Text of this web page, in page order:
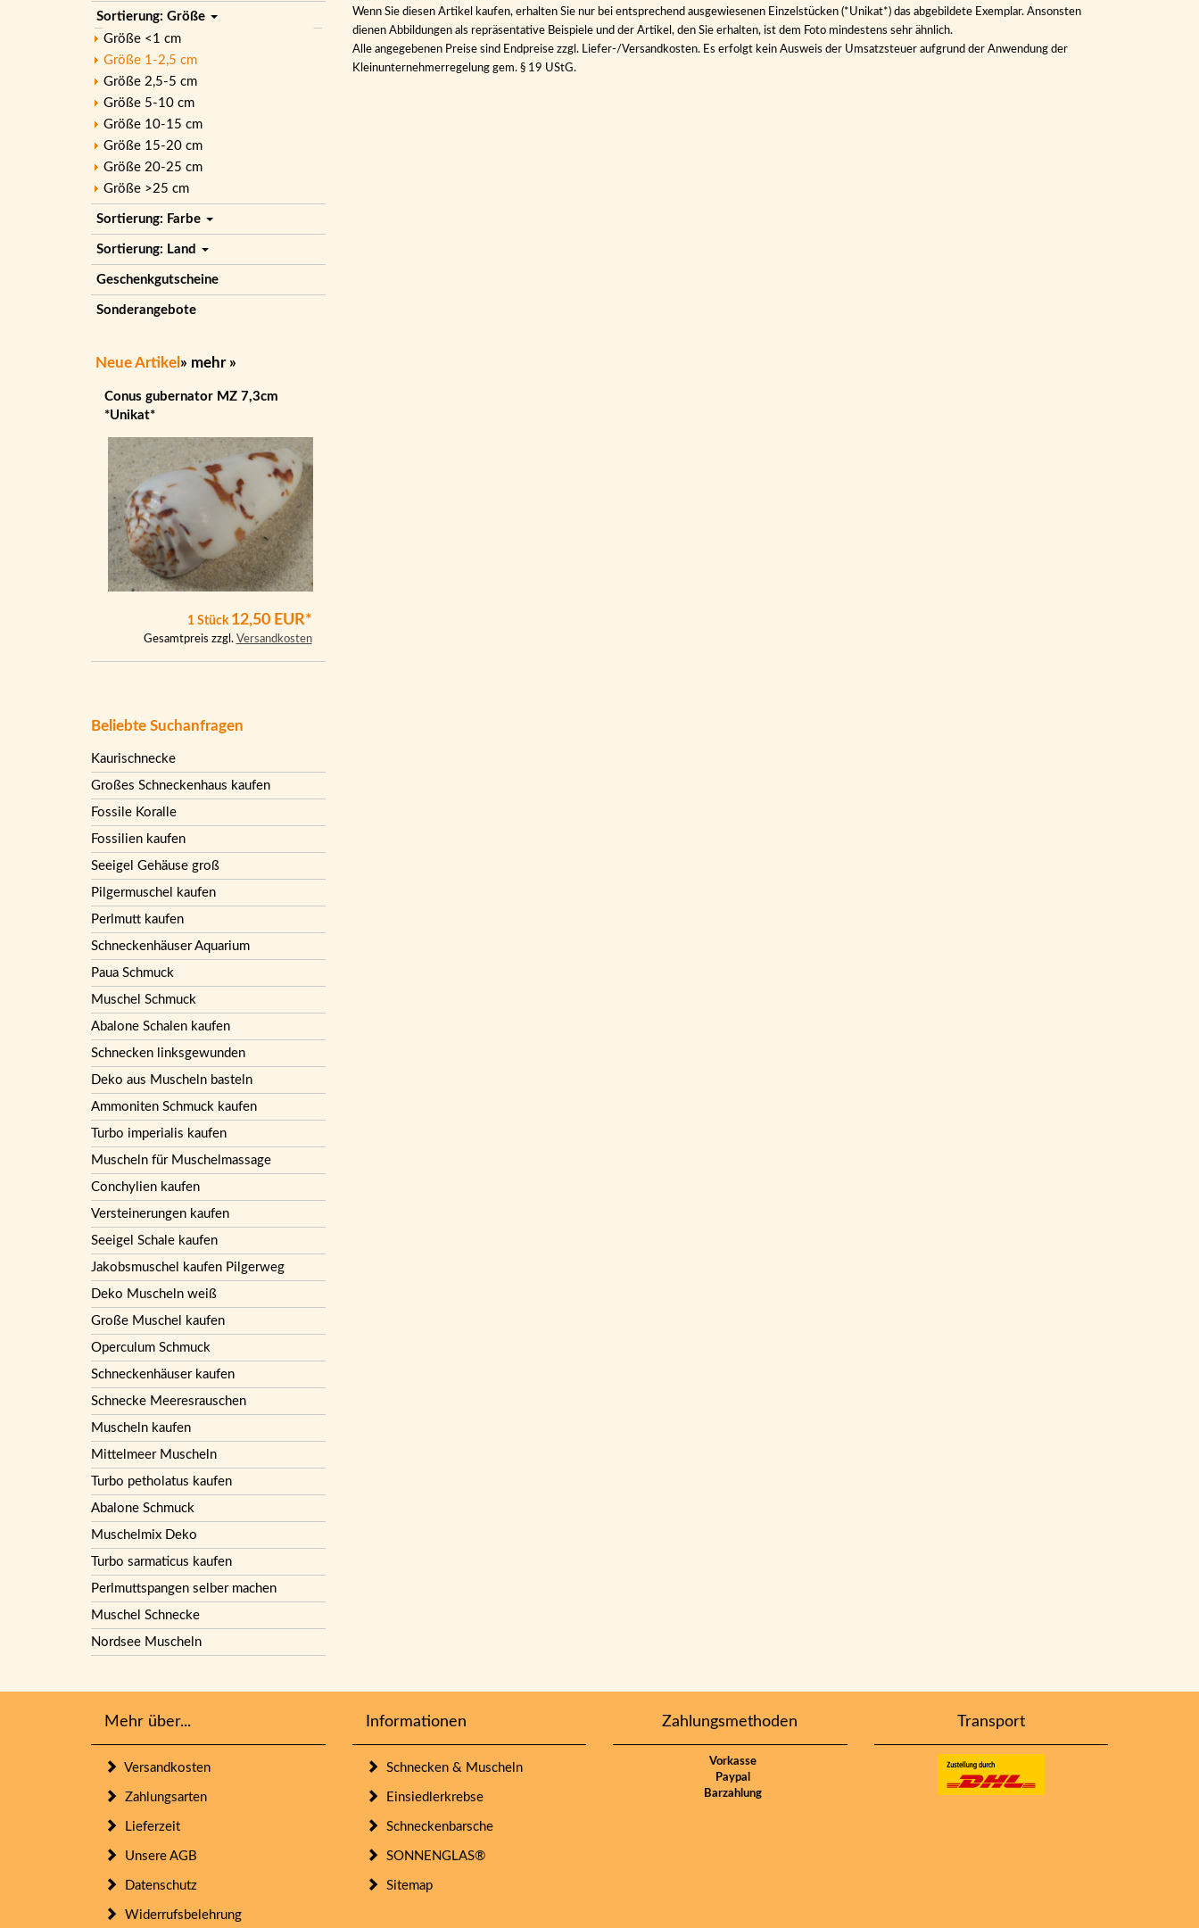
Sortierung: Größe
Größe <1 cm
Größe 1-2,5 cm
Größe 2,5-5 cm
Größe 5-10 cm
Größe 10-15 cm
Größe 15-20 cm
Größe 20-25 cm
Größe >25 cm
Sortierung: Farbe
Sortierung: Land
Geschenkgutscheine
Sonderangebote
Neue Artikel » mehr »
Conus gubernator MZ 7,3cm
*Unikat*
1 Stück 12,50 EUR*
Gesamtpreis zzgl. Versandkosten
Beliebte Suchanfragen
Kaurischnecke
Großes Schneckenhaus kaufen
Fossile Koralle
Fossilien kaufen
Seeigel Gehäuse groß
Pilgermuschel kaufen
Perlmutt kaufen
Schneckenhäuser Aquarium
Paua Schmuck
Muschel Schmuck
Abalone Schalen kaufen
Schnecken linksgewunden
Deko aus Muscheln basteln
Ammoniten Schmuck kaufen
Turbo imperialis kaufen
Muscheln für Muschelmassage
Conchylien kaufen
Versteinerungen kaufen
Seeigel Schale kaufen
Jakobsmuschel kaufen Pilgerweg
Deko Muscheln weiß
Große Muschel kaufen
Operculum Schmuck
Schneckenhäuser kaufen
Schnecke Meeresrauschen
Muscheln kaufen
Mittelmeer Muscheln
Turbo petholatus kaufen
Abalone Schmuck
Muschelmix Deko
Turbo sarmaticus kaufen
Perlmuttspangen selber machen
Muschel Schnecke
Nordsee Muscheln
Wenn Sie diesen Artikel kaufen, erhalten Sie nur bei entsprechend ausgewiesenen Einzelstücken (*Unikat*) das abgebildete Exemplar. Ansonsten
dienen Abbildungen als repräsentative Beispiele und der Artikel, den Sie erhalten, ist dem Foto mindestens sehr ähnlich.
Alle angegebenen Preise sind Endpreise zzgl. Liefer-/Versandkosten. Es erfolgt kein Ausweis der Umsatzsteuer aufgrund der Anwendung der
Kleinunternehmerregelung gem. § 19 UStG.
Mehr über...
Versandkosten
Zahlungsarten
Lieferzeit
Unsere AGB
Datenschutz
Widerrufsbelehrung
Informationen
Schnecken & Muscheln
Einsiedlerkrebse
Schneckenbarsche
SONNENGLAS®
Sitemap
Zahlungsmethoden
Vorkasse
Paypal
Barzahlung
Transport